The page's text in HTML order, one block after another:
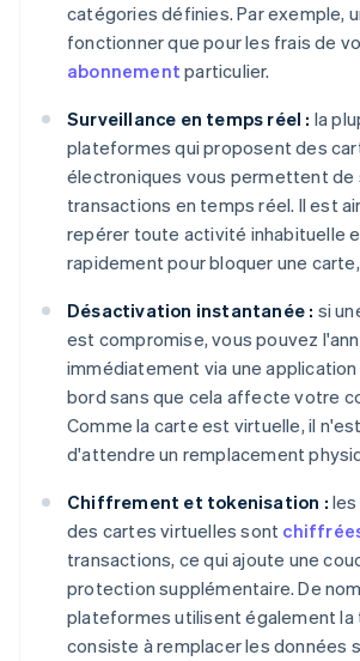
catégories définies. Par exemple,
fonctionner que pour les frais de
abonnement particulier.
Surveillance en temps réel : la
plateformes qui proposent des
électroniques vous permettent de
transactions en temps réel. Il est
repérer toute activité inhabituelle
rapidement pour bloquer une
Désactivation instantanée : si
est compromise, vous pouvez
immédiatement via une
bord sans que cela affecte votre
Comme la carte est virtuelle, il
d'attendre un remplacement
Chiffrement et tokenisation :
des cartes virtuelles sont
transactions, ce qui ajoute une
protection supplémentaire. De
plateformes utilisent également la
consiste à remplacer les données